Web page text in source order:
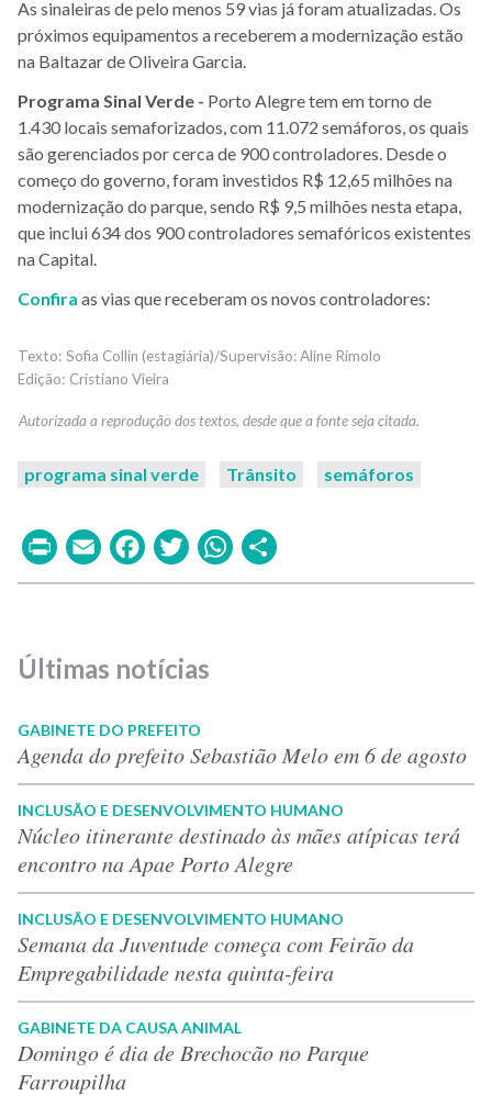
As sinaleiras de pelo menos 59 vias já foram atualizadas. Os
próximos equipamentos a receberem a modernização estão
na Baltazar de Oliveira Garcia.
Programa Sinal Verde - Porto Alegre tem em torno de
1.430 locais semaforizados, com 11.072 semáforos, os quais
são gerenciados por cerca de 900 controladores. Desde o
começo do governo, foram investidos R$ 12,65 milhões na
modernização do parque, sendo R$ 9,5 milhões nesta etapa,
que inclui 634 dos 900 controladores semafóricos existentes
na Capital.
Confira as vias que receberam os novos controladores:
Sofia Collin (estagiária)/Supervisão: Aline Rimolo
Cristiano Vieira
programa sinal verde Trânsito semáforos
PrintEmailFacebook
TwitterWhatsApp
Últimas notícias
GABINETE DO PREFEITO
Agenda do prefeito Sebastião Melo em 6 de agosto
INCLUSÃO E DESENVOLVIMENTO HUMANO
Núcleo itinerante destinado às mães atípicas terá
encontro na Apae Porto Alegre
INCLUSÃO E DESENVOLVIMENTO HUMANO
Semana da Juventude começa com Feirão da
Empregabilidade nesta quinta-feira
GABINETE DA CAUSA ANIMAL
Domingo é dia de Brechocão no Parque
Farroupilha